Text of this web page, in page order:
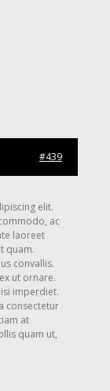
#439
elit.
ac
laoreet
quam.
convallis.
ut ornare.
imperdiet.
consectetur
at
quam ut,